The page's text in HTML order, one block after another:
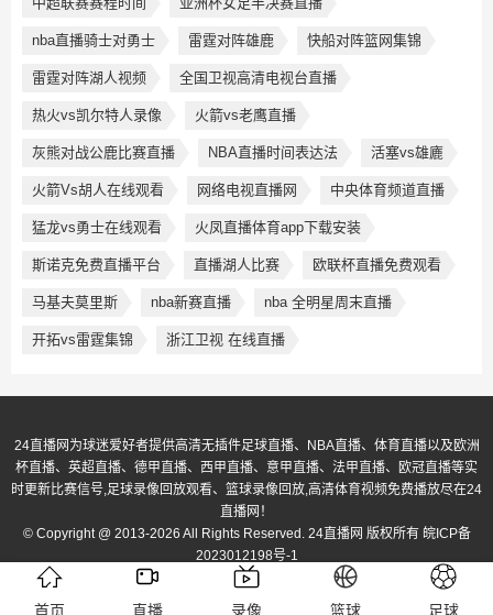
首页 直播 录像 篮球 足球
nba直播骑士对勇士 雷霆对阵雄鹿 快船对阵篮网集锦
雷霆对阵湖人视频 全国卫视高清电视台直播
热火vs凯尔特人录像 火箭vs老鹰直播
灰熊对战公鹿比赛直播 NBA直播时间表达法 活塞vs雄廘
火箭Vs胡人在线观看 网络电视直播网 中央体育频道直播
猛龙vs勇士在线观看 火凤直播体育app下载安装
斯诺克免费直播平台 直播湖人比赛 欧联杯直播免费观看
马基夫莫里斯 nba新赛直播 nba 全明星周末直播
开拓vs雷霆集锦 浙江卫视 在线直播
24直播网为球迷爱好者提供高清无插件足球直播、NBA直播、体育直播以及欧洲
杯直播、英超直播、德甲直播、西甲直播、意甲直播、法甲直播、欧冠直播等实
时更新比赛信号,足球录像回放观看、篮球录像回放,高清体育视频免费播放尽在24
直播网！
© Copyright @ 2013-2026 All Rights Reserved. 24直播网 版权所有 皖ICP备
2023012198号-1